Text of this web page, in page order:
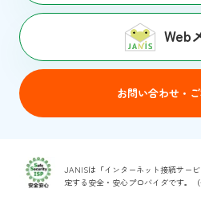
Web
お問い合わせ・
JANISは「インターネット接続サー
定する安全・安心プロバイダです。（